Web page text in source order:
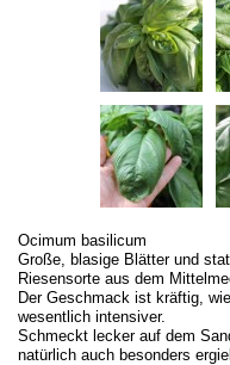
Ocimum basilicum
Große, blasige Blätter und
Riesensorte aus dem
Der Geschmack ist kräftig,
wesentlich intensiver.
Schmeckt lecker auf dem
natürlich auch besonders